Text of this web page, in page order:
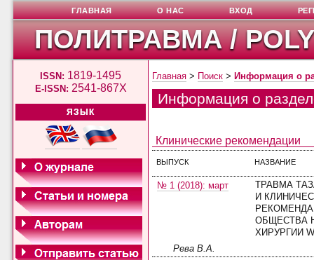
ПОЛИТРАВМА /
ISSN: 1819-1495
E-ISSN: 2541-867X
ЯЗЫК
ГЛАВНАЯ О НАС ВХОД
Главная > Поиск > Информация о
Информация о
Клинические рекомендации
ВЫПУСК НАЗВАНИЕ
№ 1 (2018): март
ТРАВМА
И
ОБЩЕСТВА
ХИРУРГИИ
Рева В.А.